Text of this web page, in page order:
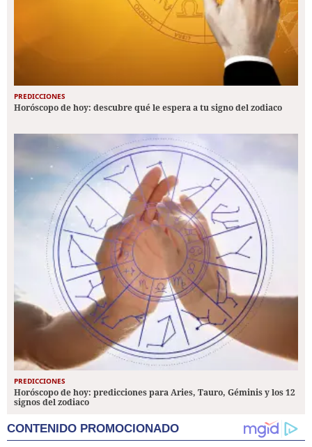
PREDICCIONES
Horóscopo de hoy: descubre qué le espera a tu signo del zodiaco
PREDICCIONES
Horóscopo de hoy: predicciones para Aries, Tauro, Géminis y los 12
signos del zodiaco
CONTENIDO PROMOCIONADO